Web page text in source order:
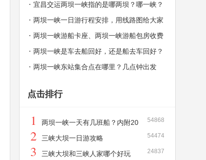
宜昌交运两坝一峡指的是哪两坝？哪一峡？
一天有几班？
两坝一峡一日游行程安排，用线路图给大家
解释，秒懂！
两坝一峡游船卡座、两坝一峡游船包房收费
价格和介绍
两坝一峡是车去船回好，还是船去车回好？
两坝一峡东站集合点在哪里？几点钟出发
点击排行
54868
1
两坝一峡一天有几班船？内附20
26年新版两坝一峡游船时刻表！
54474
2 三峡大坝一日游攻略
24837
3 三峡大坝和三峡人家哪个好玩